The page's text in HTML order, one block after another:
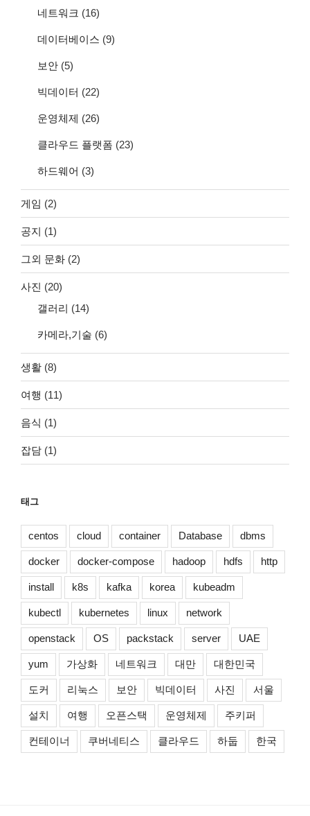
네트워크 (16)
데이터베이스 (9)
보안 (5)
빅데이터 (22)
운영체제 (26)
클라우드 플랫폼 (23)
하드웨어 (3)
게임 (2)
공지 (1)
그외 문화 (2)
사진 (20)
갤러리 (14)
카메라,기술 (6)
생활 (8)
여행 (11)
음식 (1)
잡담 (1)
태그
centos cloud container Database dbms
docker docker-compose hadoop hdfs http
install k8s kafka korea kubeadm
kubectl kubernetes linux network
openstack OS packstack server UAE
yum 가상화 네트워크 대만 대한민국
도커 리눅스 보안 빅데이터 사진 서울
설치 여행 오픈스택 운영체제 주키퍼
컨테이너 쿠버네티스 클라우드 하둡 한국